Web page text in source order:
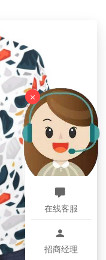
不同，误差在1-3cm
（前面整个面都可
for your
elegance,
your treasures,
love and jewelry.
and travel,
×
在线客服
招商经理